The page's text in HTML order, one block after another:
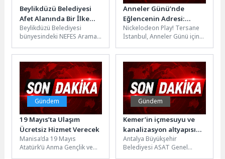
Beylikdüzü Belediyesi
Afet Alanında Bir İlke
Daha İmza Attı
Beylikdüzü Belediyesi
bünyesindeki NEFES Arama
Takımı, Konya’da düzenlenen
özel eğitim programını
başarıyla...
Anneler Günü’nde
Eğlencenin Adresi:
Nickelodeon Play!
Tersane Istanbul
Nickelodeon Play! Tersane
İstanbul, Anneler Günü için
sürprizlerle kapılarını tüm
ailelere...
Gündem
19 Mayıs’ta Ulaşım
Ücretsiz Hizmet Verecek
Manisa’da 19 Mayıs
Atatürk’ü Anma Gençlik ve
Gündem
Kemer’in içmesuyu ve
kanalizasyon altyapısı
yenileniyor
Antalya Büyükşehir
Belediyesi ASAT Genel